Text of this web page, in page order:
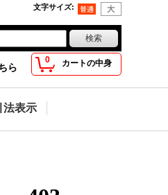
文字サイズ:
0 カートの中身
ら
法表示